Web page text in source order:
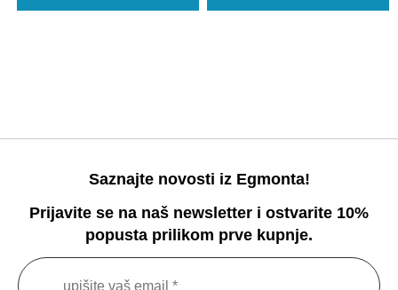
Saznajte novosti iz Egmonta!
Prijavite se na naš newsletter i ostvarite 10%
popusta prilikom prve kupnje.